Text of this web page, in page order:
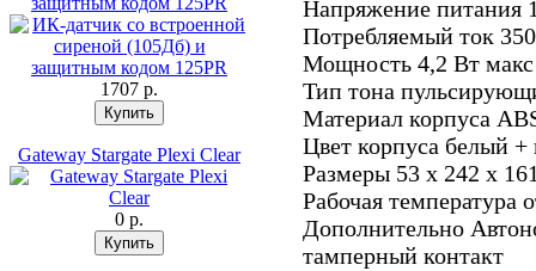
1707 p.
Gateway Stargate Plexi Clear
0 p.
Напряжение питания
Потребляемый ток
Мощность 4,2 Вт макс
Тип тона
Материал корпуса
Цвет корпуса белый +
Размеры 53 х 242 х
Рабочая температура
Дополнительно
тамперный контакт